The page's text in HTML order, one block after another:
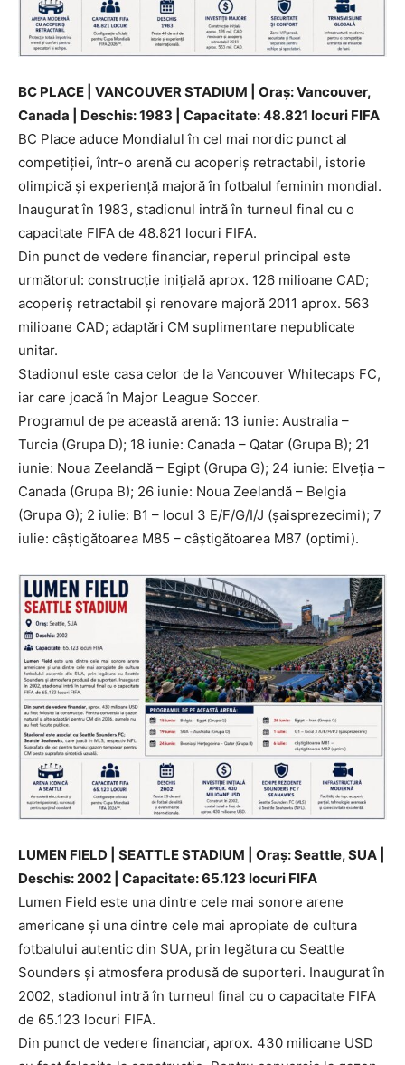
BC PLACE | VANCOUVER STADIUM | Oraș: Vancouver,
Canada | Deschis: 1983 | Capacitate: 48.821 locuri FIFA
BC Place aduce Mondialul în cel mai nordic punct al
competiției, într-o arenă cu acoperiș retractabil, istorie
olimpică și experiență majoră în fotbalul feminin mondial.
Inaugurat în 1983, stadionul intră în turneul final cu o
capacitate FIFA de 48.821 locuri FIFA.
Din punct de vedere financiar, reperul principal este
următorul: construcție inițială aprox. 126 milioane CAD;
acoperiș retractabil și renovare majoră 2011 aprox. 563
milioane CAD; adaptări CM suplimentare nepublicate
unitar.
Stadionul este casa celor de la Vancouver Whitecaps FC,
iar care joacă în Major League Soccer.
Programul de pe această arenă: 13 iunie: Australia –
Turcia (Grupa D); 18 iunie: Canada – Qatar (Grupa B); 21
iunie: Noua Zeelandă – Egipt (Grupa G); 24 iunie: Elveția –
Canada (Grupa B); 26 iunie: Noua Zeelandă – Belgia
(Grupa G); 2 iulie: B1 – locul 3 E/F/G/I/J (șaisprezecimi); 7
iulie: câștigătoarea M85 – câștigătoarea M87 (optimi).
LUMEN FIELD | SEATTLE STADIUM | Oraș: Seattle, SUA |
Deschis: 2002 | Capacitate: 65.123 locuri FIFA
Lumen Field este una dintre cele mai sonore arene
americane și una dintre cele mai apropiate de cultura
fotbalului autentic din SUA, prin legătura cu Seattle
Sounders și atmosfera produsă de suporteri. Inaugurat în
2002, stadionul intră în turneul final cu o capacitate FIFA
de 65.123 locuri FIFA.
Din punct de vedere financiar, aprox. 430 milioane USD